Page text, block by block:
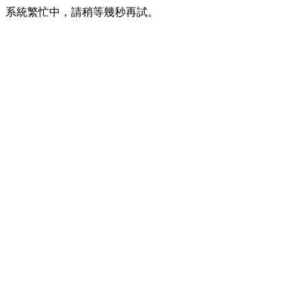
系統繁忙中，請稍等幾秒再試。